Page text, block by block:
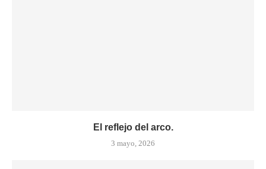
El reflejo del arco.
3 mayo, 2026